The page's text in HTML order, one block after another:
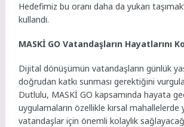
Hedefimiz bu oranı daha da yukarı
kullandı.
MASKİ GO Vatandaşların Hayatlarını
Dijital dönüşümün vatandaşların günlük
doğrudan katkı sunması gerektiğini
Dutlulu, MASKİ GO kapsamında hayata
uygulamaların özellikle kırsal mahallelerde
vatandaşlar için önemli kolaylık